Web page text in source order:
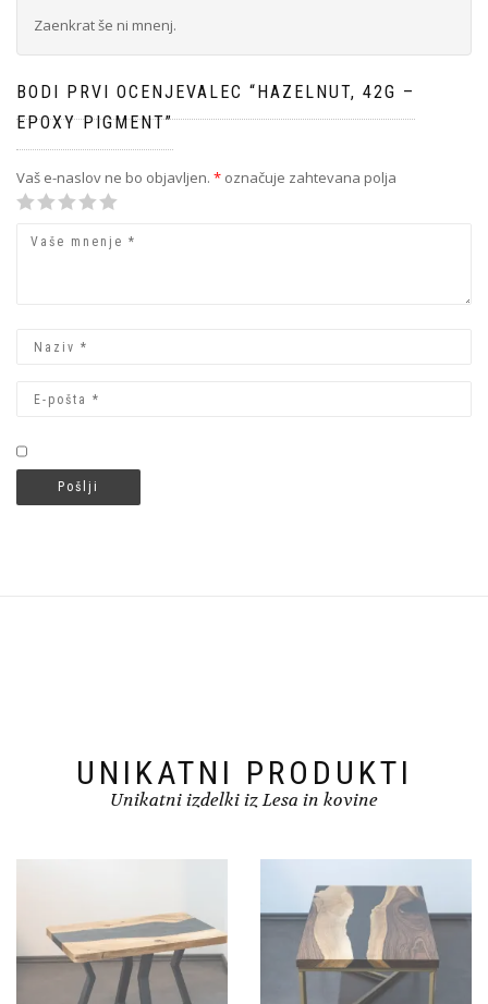
Zaenkrat še ni mnenj.
BODI PRVI OCENJEVALEC “HAZELNUT, 42G –
EPOXY PIGMENT”
Vaš e-naslov ne bo objavljen. * označuje zahtevana polja
1
2 od 5
3 od 5
4 od 5
5 od 5 zvezdic
UNIKATNI PRODUKTI
Unikatni izdelki iz Lesa in kovine